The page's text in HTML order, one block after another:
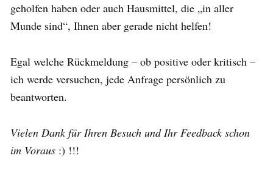
geholfen haben oder auch Hausmittel, die „in aller
Munde sind“, Ihnen aber gerade nicht helfen!
Egal welche Rückmeldung – ob positive oder kritisch –
ich werde versuchen, jede Anfrage persönlich zu
beantworten.
Vielen Dank für Ihren Besuch und Ihr Feedback schon
im Voraus :) !!!